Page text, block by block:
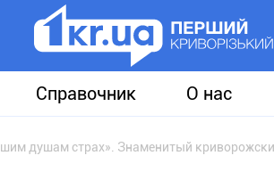
Справочник О нас